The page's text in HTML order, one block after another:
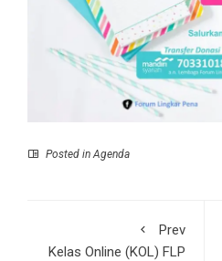
Posted in Agenda
Prev
Kelas Online (KOL) FLP